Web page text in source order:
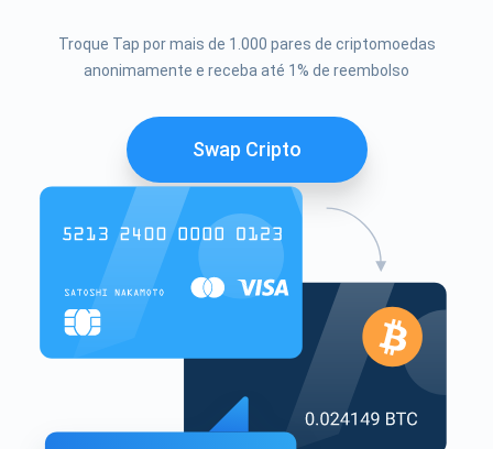
Troque Tap por mais de 1.000 pares de criptomoedas
anonimamente e receba até 1% de reembolso
Swap Cripto